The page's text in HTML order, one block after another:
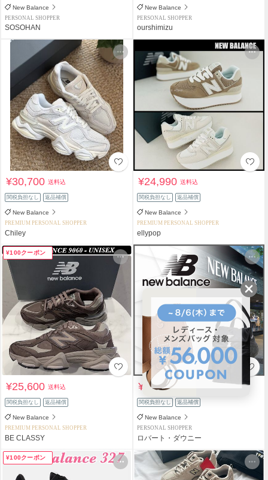
New Balance
PERSONAL SHOPPER
SOSOHAN
New Balance
PERSONAL SHOPPER
ourshimizu
¥30,700送料込
関税負担なし 返品補償
New Balance
PREMIUM PERSONAL SHOPPER
Chiley
¥24,990送料込
関税負担なし 返品補償
New Balance
PREMIUM PERSONAL SHOPPER
ellypop
¥100クーポン
¥25,600送料込
関税負担なし 返品補償
New Balance
PREMIUM PERSONAL SHOPPER
BE CLASSY
¥16,800
関税負担なし 返品補償
New Balance
PERSONAL SHOPPER
ロバート・ダウニー
¥100クーポン